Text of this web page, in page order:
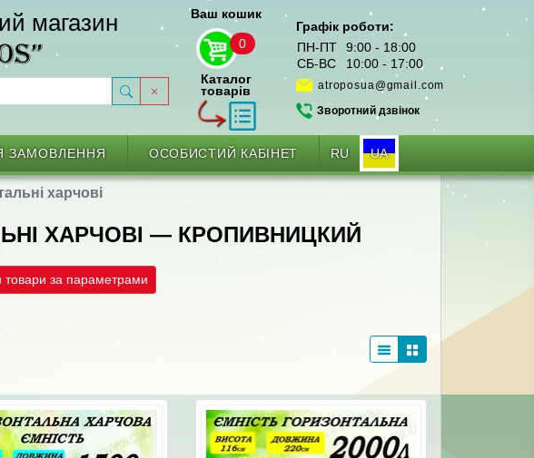
магазин Ваш кошик
0
Каталог
товарів
Графік роботи:
ПН-ПТ
9:00 - 18:00
СБ-ВС
10:00 - 17:00
atroposua@gmail.com
Зворотний дзвінок
ЗАМОВЛЕННЯ ОСОБИСТИЙ КАБІНЕТ RU UA
харчові
ХАРЧОВІ — КРОПИВНИЦКИЙ
товари за параметрами